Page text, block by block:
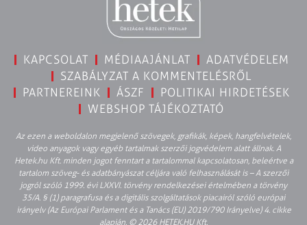
KAPCSOLAT MÉDIAAJÁNLAT
ADATVÉDELEM
SZABÁLYZAT A KOMMENTELÉSRŐL
PARTNEREINK
ÁSZF
POLITIKAI HIRDETÉSEK
WEBSHOP TÁJÉKOZTATÓ
Az ezen a weboldalon megjelenő szövegek, grafikák, képek, hangfelvételek,
video anyagok vagy egyéb tartalmak szerzői jogvédelem alatt állnak. A
Hetek.hu Kft. minden jogot fenntart a tartalommal kapcsolatosan, beleértve a
tartalom szöveg- és adatbányászat céljára való felhasználását is – A szerzői
jogról szóló 1999. évi LXXVI. törvény rendelkezései értelmében a törvény
35/A. § (1) paragrafusa és a digitális szolgáltatások piacairól szóló európai
irányelv (Az Európai Parlament és a Tanács (EU) 2019/790 Irányelve) 4. cikke
alapján. © 2026 HETEK.HU Kft.